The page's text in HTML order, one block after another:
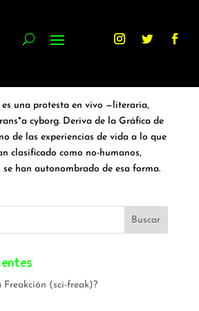
(sci-freak)?
es una protesta en vivo —literaria,
cyborg. Deriva de la Gráfica de
de las experiencias de vida a lo que
clasificado como no-humanos,
han autonombrado de esa forma.
Freakción (sci-freak)?